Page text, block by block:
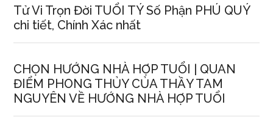
Tử Vi Trọn Đời TUỔI TÝ Số Phận PHÚ QUÝ
chi tiết, Chính Xác nhất
CHỌN HƯỚNG NHÀ HỢP TUỔI | QUAN
ĐIỂM PHONG THỦY CỦA THẦY TAM
NGUYÊN VỀ HƯỚNG NHÀ HỢP TUỔI